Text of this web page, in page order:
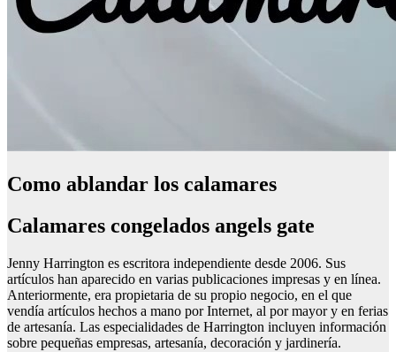
Como ablandar los calamares
Calamares congelados angels gate
Jenny Harrington es escritora independiente desde 2006. Sus
artículos han aparecido en varias publicaciones impresas y en línea.
Anteriormente, era propietaria de su propio negocio, en el que
vendía artículos hechos a mano por Internet, al por mayor y en ferias
de artesanía. Las especialidades de Harrington incluyen información
sobre pequeñas empresas, artesanía, decoración y jardinería.